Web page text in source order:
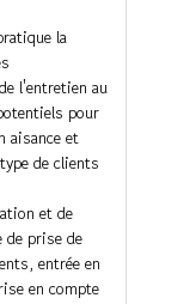
la
l'entretien au
pour
aisance et
de clients
et de
de prise de
entrée en
en compte